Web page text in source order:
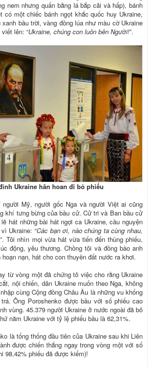
nem nhưng quấn bằng lá bắp cải và hấp), bánh
có một chiếc bánh ngọt khắc quốc huy Ukraine,
bầu trời, vàng đồng lúa như màu cờ Ukraine
lên: “Ukraine, chúng con luôn bên Người!”.
Ukraine hân hoan đi bỏ phiếu
người Mỹ, người gốc Nga và người Việt ai cũng
khí tưng bừng của bầu cử. Cử tri và Ban bầu cử
hát những bài hát ngợi ca Ukraine, cầu nguyện
Ukraine: “Các bạn ơi, nào chúng ta cùng nhau,
”. Tôi nhìn mọi vừa hát vừa tiến đến thùng phiếu,
động, yêu thương. Chồng tôi và đồng bào anh
nạn, hát cho con thuyền đất nước ra khơi.
từ vòng một đã chứng tỏ việc cho rằng Ukraine
nội chiến, dân Ukraine muốn theo Nga, không
cùng Cộng đồng Châu Âu là những vu khống
Ông Poroshenko được bầu với số phiếu cao
vùng. 45.379 người Ukraine ở nước ngoài đã bỏ
năm Ukraine với tỷ lệ phiếu bầu là 62,31%.
là tổng thống đầu tiên của Ukraine sau khi Liên
được chiến thắng ngay trong vòng một với số
98,42% phiếu đã được kiểm)!